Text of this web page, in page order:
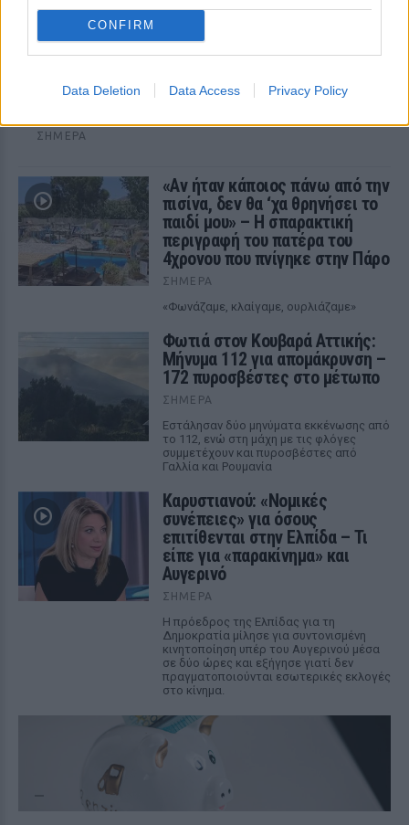
CONFIRM
Data Deletion Data Access Privacy Policy
Καταδίωξη στη Θεσσαλονίκη με βίντεο
ντοκουμέντο – Συνελήφθη 37χρονος με
κλεμμένο Ι.Χ. αφού έσπασαν το τζάμι του
ΣΉΜΕΡΑ
«Αν ήταν κάποιος πάνω από την
πισίνα, δεν θα ‘χα θρηνήσει το
παιδί μου» – Η σπαρακτική
περιγραφή του πατέρα του
4χρονου που πνίγηκε στην Πάρο
ΣΉΜΕΡΑ
«Φωνάζαμε, κλαίγαμε, ουρλιάζαμε»
Φωτιά στον Κουβαρά Αττικής:
Μήνυμα 112 για απομάκρυνση –
172 πυροσβέστες στο μέτωπο
ΣΉΜΕΡΑ
Εστάλησαν δύο μηνύματα εκκένωσης από
το 112, ενώ στη μάχη με τις φλόγες
συμμετέχουν και πυροσβέστες από
Γαλλία και Ρουμανία
Καρυστιανού: «Νομικές
συνέπειες» για όσους
επιτίθενται στην Ελπίδα – Τι
είπε για «παρακίνημα» και
Αυγερινό
ΣΉΜΕΡΑ
Η πρόεδρος της Ελπίδας για τη
Δημοκρατία μίλησε για συντονισμένη
κινητοποίηση υπέρ του Αυγερινού μέσα
σε δύο ώρες και εξήγησε γιατί δεν
πραγματοποιούνται εσωτερικές εκλογές
στο κίνημα.